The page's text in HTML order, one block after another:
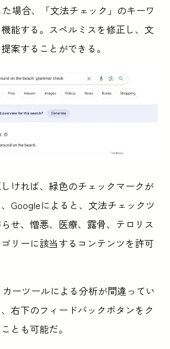
場合、「文法チェック」のキーワ
能する。スペルミスを修正し、文
案することができる。
ければ、緑色のチェックマークが
Googleによると、文法チェックツ
せ、憎悪、医療、露骨、テロリス
リーに該当するコンテンツを許可
ーツールによる分析が間違ってい
右下のフィードバックボタンをク
とも可能だ。